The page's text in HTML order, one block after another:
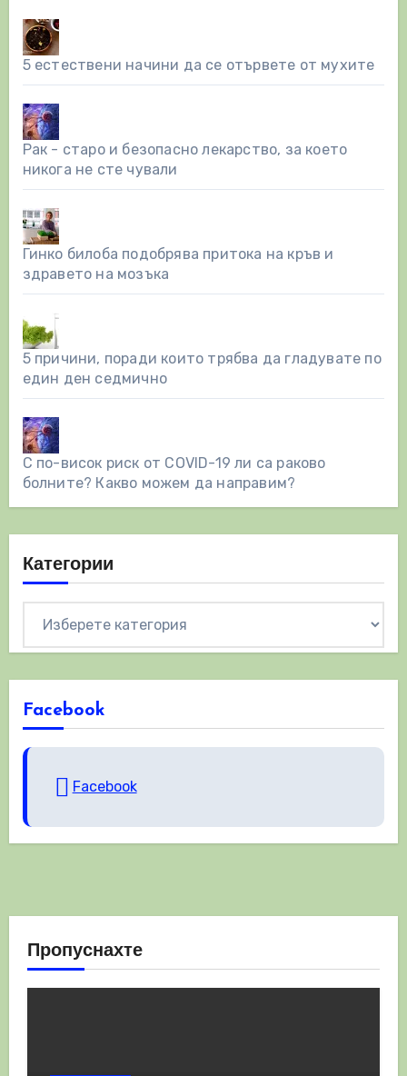
5 естествени начини да се отървете от мухите
Рак - старо и безопасно лекарство, за което
никога не сте чували
Гинко билоба подобрява притока на кръв и
здравето на мозъка
5 причини, поради които трябва да гладувате по
един ден седмично
С по-висок риск от COVID-19 ли са раково
болните? Какво можем да направим?
Категории
Facebook
Facebook
Пропуснахте